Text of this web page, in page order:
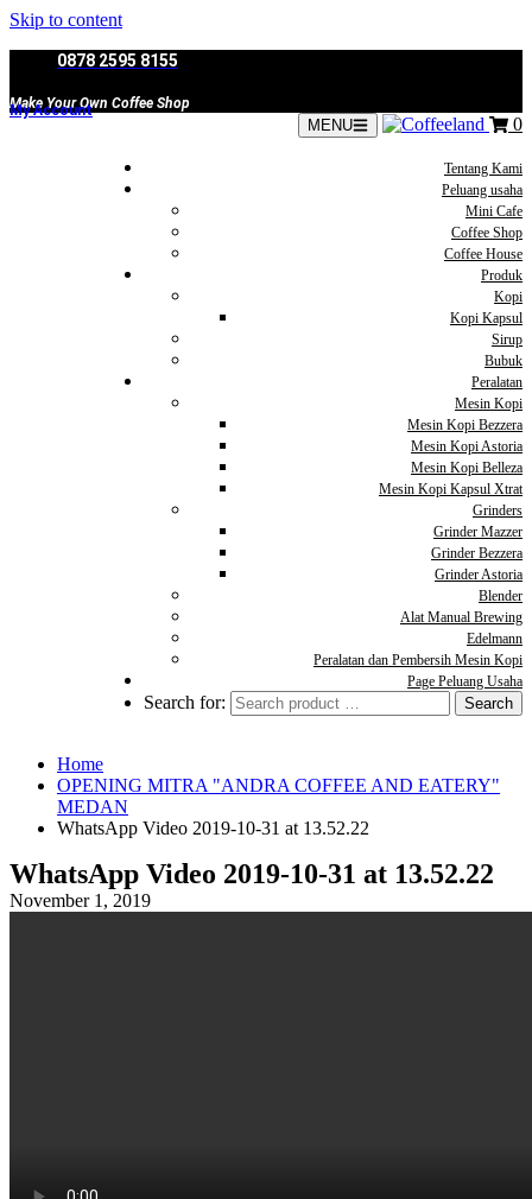
Skip to content
0878 2595 8155
Make Your Own Coffee Shop
My Account
MENU 0
Tentang Kami
Peluang usaha
Mini Cafe
Coffee Shop
Coffee House
Produk
Kopi
Kopi Kapsul
Sirup
Bubuk
Peralatan
Mesin Kopi
Mesin Kopi Bezzera
Mesin Kopi Astoria
Mesin Kopi Belleza
Mesin Kopi Kapsul Xtrat
Grinders
Grinder Mazzer
Grinder Bezzera
Grinder Astoria
Blender
Alat Manual Brewing
Edelmann
Peralatan dan Pembersih Mesin Kopi
Page Peluang Usaha
Search for:
Home
OPENING MITRA "ANDRA COFFEE AND EATERY"
MEDAN
WhatsApp Video 2019-10-31 at 13.52.22
WhatsApp Video 2019-10-31 at 13.52.22
November 1, 2019